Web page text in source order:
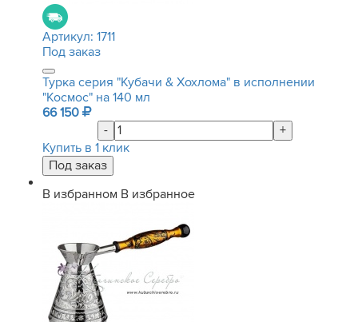
Артикул: 1711
Под заказ
Турка серия "Кубачи & Хохлома" в исполнении
"Космос" на 140 мл
66 150
-
+
Купить в 1 клик
В избранном В избранное